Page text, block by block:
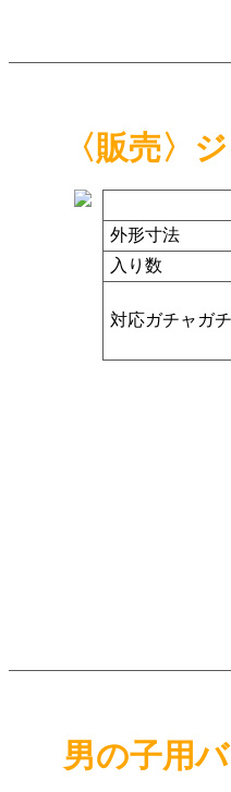
〈販売〉
外形寸法
入り数
対応ガチャガ
男の子用